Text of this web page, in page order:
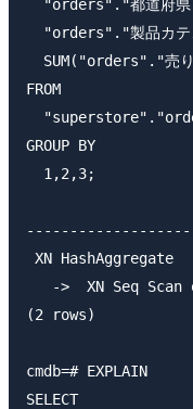
"orders"."都道府
"orders"."製品カテ
SUM("orders"."売
FROM
GROUP BY
  1,2,3;
XN
->  XN Seq Scan
(2 rows)
cmdb=# EXPLAIN
SELECT